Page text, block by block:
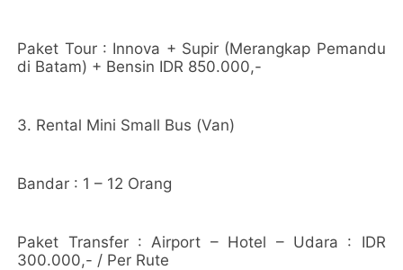
Paket Tour : Innova + Supir (Merangkap Pemandu
di Batam) + Bensin IDR 850.000,-
3. Rental Mini Small Bus (Van)
Bandar : 1 – 12 Orang
Paket Transfer : Airport – Hotel – Udara : IDR
300.000,- / Per Rute